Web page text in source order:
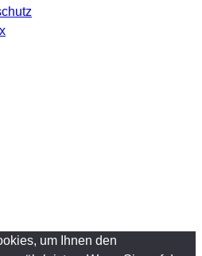
um Ihnen den